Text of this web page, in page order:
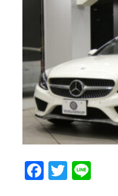
Facebook
Twitter